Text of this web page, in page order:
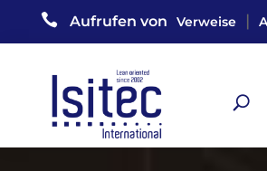
 Aufrufen von Verweise |